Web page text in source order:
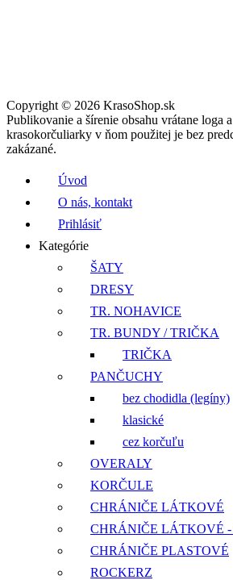
Copyright © 2026 KrasoShop.sk
Publikovanie a šírenie obsahu vrátane loga
krasokorčuliarky v ňom použitej je bez
zakázané.
Úvod
O nás, kontakt
Prihlásiť
Kategórie
ŠATY
DRESY
TR. NOHAVICE
TR. BUNDY / TRIČKA
TRIČKA
PANČUCHY
bez chodidla (legíny)
klasické
cez korčuľu
OVERALY
KORČULE
CHRÁNIČE LÁTKOVÉ
CHRÁNIČE LÁTKOVÉ
CHRÁNIČE PLASTOVÉ
ROCKERZ